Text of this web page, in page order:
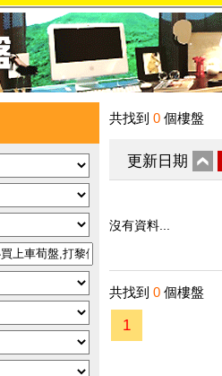
共找到 0 個樓盤
更新日期
沒有資料...
共找到 0 個樓盤
1